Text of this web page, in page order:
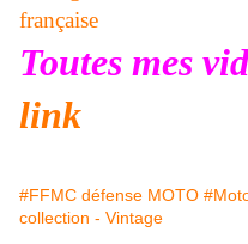
française
Toutes mes
link
#FFMC défense MOTO
collection - Vintage